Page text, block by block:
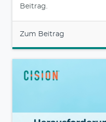
Beitrag.
Zum Beitrag